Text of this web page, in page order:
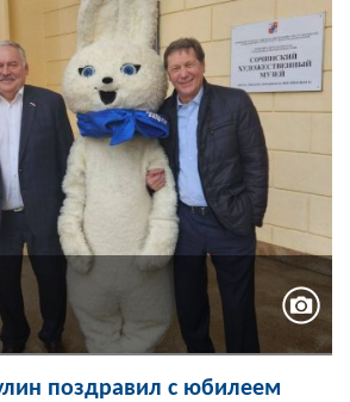
поздравил с юбилеем